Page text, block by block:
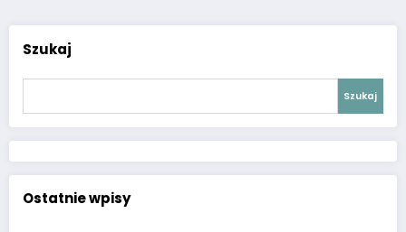
Szukaj
Szukaj
Ostatnie wpisy